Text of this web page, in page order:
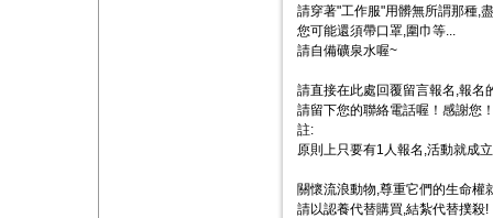
請穿著"工作服"用髒無所謂那種,
您可能還須帶口罩,圍巾等...
請自備礦泉水喔~
請直接在此處回覆留言報名,報名
請留下您的聯絡電話喔！感謝您
註:
原則上只要有1人報名,活動就成立
關懷流浪動物,尊重它們的生命權
請以認養代替購買,結紮代替撲殺!